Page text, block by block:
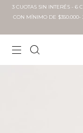
3 CUOTAS SIN INTERÉS - 6
CON MÍNIMO DE $350.000-